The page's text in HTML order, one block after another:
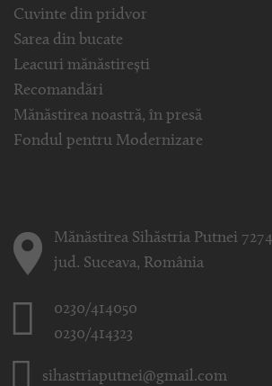
Cuvinte din pridvor
Sarea din bucate
Leacuri mănăstirești
Recomandări
Mănăstirea noastră, în presă
Fondul pentru Modernizare
Mănăstirea Sihăstria Putnei
jud. Suceava, România
0230/414050
0230/414323
sihastriaputnei@gmail.com